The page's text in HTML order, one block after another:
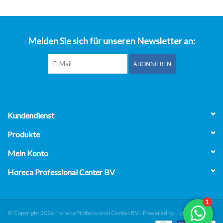
Melden Sie sich für unseren Newsletter an:
ABONNIEREN
Kundendienst
Produkte
Mein Konto
Horeca Professional Center BV
© Copyright 2026 Horeca Professional Center BV - Powered by Lightspeed